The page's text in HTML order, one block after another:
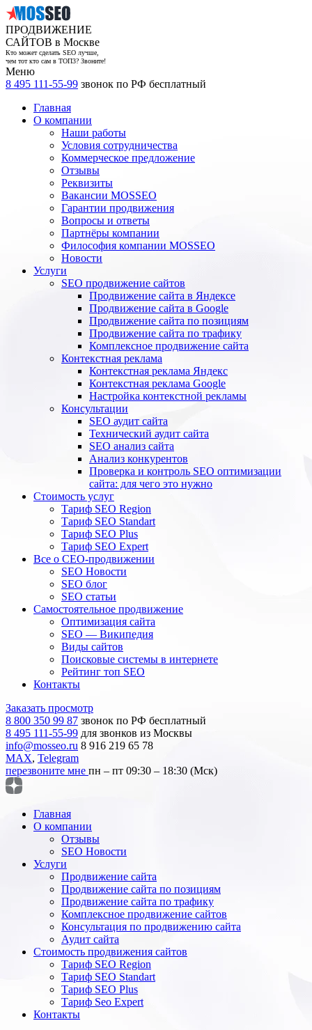
ПРОДВИЖЕНИЕ
САЙТОВ в Москве
Кто может сделать SEO лучше,
чем тот кто сам в ТОП3? Звоните!
Меню
8 495 111-55-99 звонок по РФ бесплатный
Главная
О компании
Наши работы
Условия сотрудничества
Коммерческое предложение
Отзывы
Реквизиты
Вакансии MOSSEO
Гарантии продвижения
Вопросы и ответы
Партнёры компании
Философия компании MOSSEO
Новости
Услуги
SEO продвижение сайтов
Продвижение сайта в Яндексе
Продвижение сайта в Google
Продвижение сайта по позициям
Продвижение сайта по трафику
Комплексное продвижение сайта
Контекстная реклама
Контекстная реклама Яндекс
Контекстная реклама Google
Настройка контекстной рекламы
Консультации
SEO аудит сайта
Технический аудит сайта
SEO анализ сайта
Анализ конкурентов
Проверка и контроль SEO оптимизации
сайта: для чего это нужно
Стоимость услуг
Тариф SEO Region
Тариф SEO Standart
Тариф SEO Plus
Тариф SEO Expert
Все о СЕО-продвижении
SEO Новости
SEO блог
SEO статьи
Самостоятельное продвижение
Оптимизация сайта
SEO — Википедия
Виды сайтов
Поисковые системы в интернете
Рейтинг топ SEO
Контакты
Заказать просмотр
8 800 350 99 87 звонок по РФ бесплатный
8 495 111-55-99 для звонков из Москвы
info@mosseo.ru 8 916 219 65 78
MAX, Telegram
перезвоните мне пн – пт 09:30 – 18:30 (Мск)
Главная
О компании
Отзывы
SEO Новости
Услуги
Продвижение сайта
Продвижение сайта по позициям
Продвижение сайта по трафику
Комплексное продвижение сайтов
Консультация по продвижению сайта
Аудит сайта
Стоимость продвижения сайтов
Тариф SEO Region
Тариф SEO Standart
Тариф SEO Plus
Тариф Seo Expert
Контакты